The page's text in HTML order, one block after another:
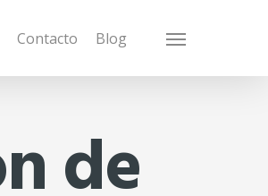
Contacto Blog Menu
de